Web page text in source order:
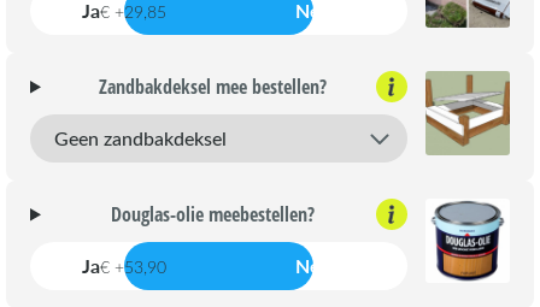
Ja€ +29,85 Nee
Zandbakdeksel mee bestellen?
Douglas-olie meebestellen?
Ja€ +53,90 Nee